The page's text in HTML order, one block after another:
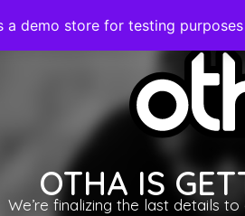
a demo store for testing
OTHA IS
We’re finalizing the last details